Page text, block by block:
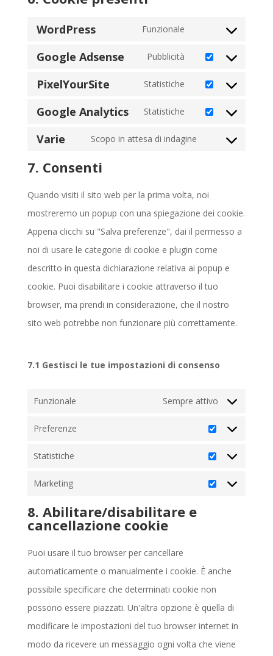
WordPress Funzionale
wordpress
Google Adsense Pubblicità
Consent
google-
adsense
PixelYourSite Statistiche
Consent
pixelyoursite
Google Analytics Statistiche
Consent
to
analytics
Varie Scopo in attesa di indagine
Consent
varie
7. Consenti
Quando visiti il sito web per la prima volta, noi
mostreremo un popup con una spiegazione dei cookie.
Appena clicchi su "Salva preferenze", dai il permesso a
noi di usare le categorie di cookie e plugin come
descritto in questa dichiarazione relativa ai popup e
cookie. Puoi disabilitare i cookie attraverso il tuo
browser, ma prendi in considerazione, che il nostro
sito web potrebbe non funzionare più correttamente.
7.1 Gestisci le tue impostazioni di consenso
Funzionale Sempre attivo
Preferenze
Statistiche
Marketing
8. Abilitare/disabilitare e
cancellazione cookie
Puoi usare il tuo browser per cancellare
automaticamente o manualmente i cookie. È anche
possibile specificare che determinati cookie non
possono essere piazzati. Un'altra opzione è quella di
modificare le impostazioni del tuo browser internet in
modo da ricevere un messaggio ogni volta che viene